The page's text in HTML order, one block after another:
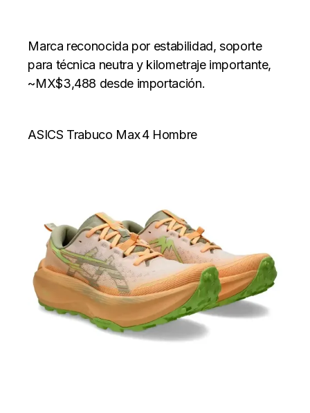
Marca reconocida por estabilidad, soporte
para técnica neutra y kilometraje importante,
~MX$3,488 desde importación.
ASICS Trabuco Max 4 Hombre